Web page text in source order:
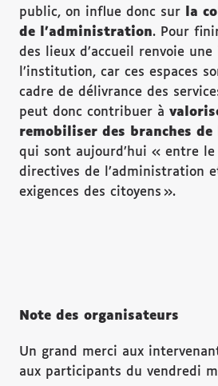
public, on influe donc sur la
de l ’administration. Pour
des lieux d’accueil renvoie
l’institution, car ces espaces
cadre de délivrance des
peut donc contribuer à
remobiliser des branches de l
qui sont aujourd’hui « entre le
directives de l’administration
exigences des citoyens ».
Note des organisateurs
Un grand merci aux
aux participants du vendredi